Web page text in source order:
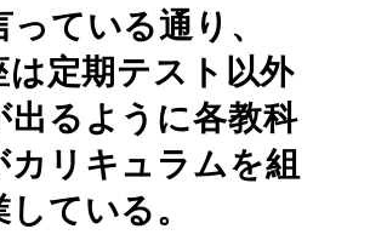
ている通り、
は定期テスト以外
出るように各教科
カリキュラムを組
ている。